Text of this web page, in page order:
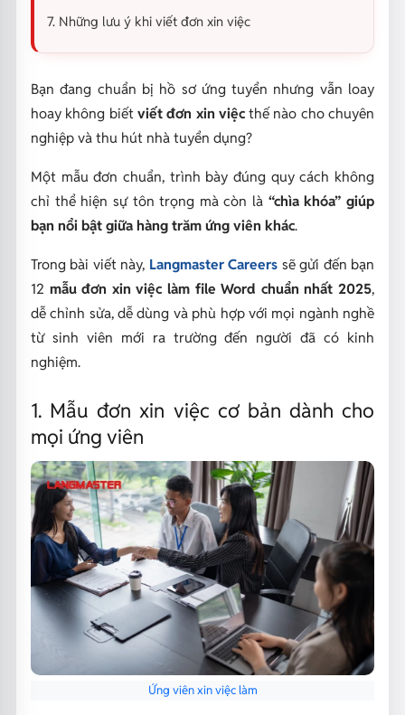
7. Những lưu ý khi viết đơn xin việc
Bạn đang chuẩn bị hồ sơ ứng tuyển nhưng vẫn loay
hoay không biết viết đơn xin việcthế nào cho chuyên
nghiệp và thu hút nhà tuyển dụng?
Một mẫu đơn chuẩn, trình bày đúng quy cách không
chỉ thể hiện sự tôn trọng mà còn là “chìa khóa” giúp
bạn nổi bật giữa hàng trăm ứng viên khác.
Trong bài viết này, Langmaster Careers sẽ gửi đến bạn
12 mẫu đơn xin việc làm file Word chuẩn nhất 2025,
dễ chỉnh sửa, dễ dùng và phù hợp với mọi ngành nghề
từ sinh viên mới ra trường đến người đã có kinh
nghiệm.
1. Mẫu đơn xin việc cơ bản dành cho
mọi ứng viên
Ứng viên xin việc làm